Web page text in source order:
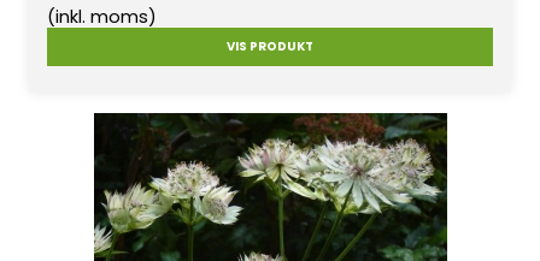
(inkl. moms)
VIS PRODUKT